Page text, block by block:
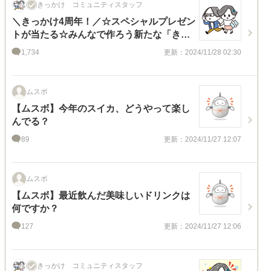
きっかけ コミュニティスタッフ
＼きっかけ4周年！／☆スペシャルプレゼン
トが当たる☆みんなで作ろう新たな「きっ
かけ」キャンペーン
1,734 更新：2024/11/28 02:30
ムスボ
【ムスボ】今年のスイカ、どうやって楽し
んでる？
89 更新：2024/11/27 12:07
ムスボ
【ムスボ】最近飲んだ美味しいドリンクは
何ですか？
127 更新：2024/11/27 12:06
きっかけ コミュニティスタッフ